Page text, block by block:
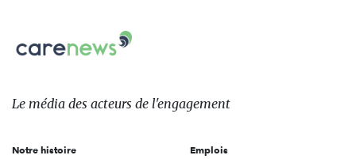
sur:
Carenews,
Le
des
l'engagement
Le média des acteurs de l'engagement
Notre histoire
Emplois